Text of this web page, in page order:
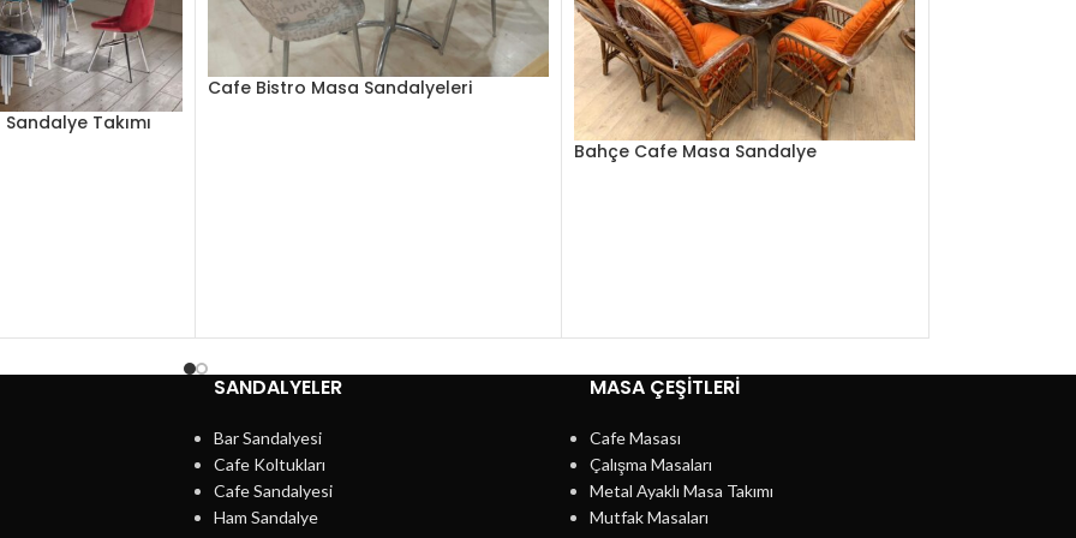
Takımı
Cafe Bistro Masa Sandalyeleri
Bahçe Cafe Masa Sandalye
SANDALYELER
Bar Sandalyesi
Cafe Koltukları
Cafe Sandalyesi
Ham Sandalye
MASA ÇEŞİTLERİ
Cafe Masası
Çalışma Masaları
Metal Ayaklı Masa Takımı
Mutfak Masaları